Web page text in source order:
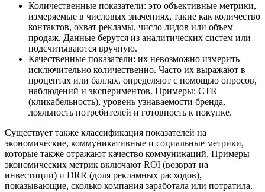
Количественные показатели: это объективные метрики,
измеряемые в числовых значениях, такие как количество
контактов, охват рекламы, число лидов или объем
продаж. Данные берутся из аналитических систем или
подсчитываются вручную.
Качественные показатели: их невозможно измерить
исключительно количественно. Часто их выражают в
процентах или баллах, определяют с помощью опросов,
наблюдений и экспериментов. Примеры: CTR
(кликабельность), уровень узнаваемости бренда,
лояльность потребителей и готовность к покупке.
Существует также классификация показателей на
экономические, коммуникативные и социальные метрики,
которые также отражают качество коммуникаций. Примеры
экономических метрик включают ROI (возврат на
инвестиции) и DRR (доля рекламных расходов),
показывающие, сколько компания заработала или потратила.